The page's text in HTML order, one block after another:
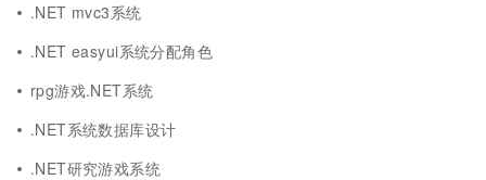
.NET mvc3系统
.NET easyui系统分配角色
rpg游戏.NET系统
.NET系统数据库设计
.NET研究游戏系统